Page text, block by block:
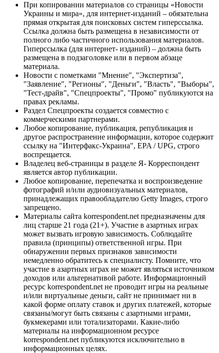
При копировании материалов со страницы «Новости
Украины и мира», для интернет-изданий – обязательна
прямая открытая для поисковых систем гиперссылка.
Ссылка должна быть размещена в независимости от
полного либо частичного использования материалов.
Гиперссылка (для интернет- изданий) – должна быть
размещена в подзаголовке или в первом абзаце
материала.
Новости с пометками "Мнение", "Экспертиза",
"Заявление", "Регионы", "Деньги", "Власть", "Выборы",
"Тест-драйв", "Спецпроекты", "Промо" публикуются на
правах рекламы.
Раздел Спецпроекты создается совместно с
коммерческими партнерами.
Любое копирование, публикация, републикация и
другое распространение информации, которое содержит
ссылку на "Интерфакс-Украина", EPA / UPG, строго
воспрещается.
Владелец веб-страницы в разделе Я- Корреспондент
является автор публикации.
Любое копирование, перепечатка и воспроизведение
фотографий и/или аудиовизуальных материалов,
принадлежащих правообладателю Getty Images, строго
запрещено.
Материалы сайта korrespondent.net предназначены для
лиц старше 21 года (21+). Участие в азартных играх
может вызвать игровую зависимость. Соблюдайте
правила (принципы) ответственной игры. При
обнаружении первых признаков зависимости
немедленно обратитесь к специалисту. Помните, что
участие в азартных играх не может являться источником
доходов или альтернативой работе. Информационный
ресурс korrespondent.net не проводит игры на реальные
и/или виртуальные деньги, сайт не принимает ни в
какой форме оплату ставок и других платежей, которые
связаны/могут быть связаны с азартными играми,
букмекерами или тотализаторами. Какие-либо
материалы на информационном ресурсе
korrespondent.net публикуются исключительно в
информационных целях.